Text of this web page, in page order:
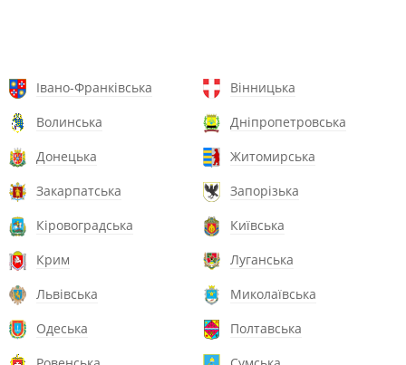
Івано-Франківська
Вінницька
Волинська
Дніпропетровська
Донецька
Житомирська
Закарпатська
Запорізька
Кіровоградська
Київська
Крим
Луганська
Львівська
Миколаївська
Одеська
Полтавська